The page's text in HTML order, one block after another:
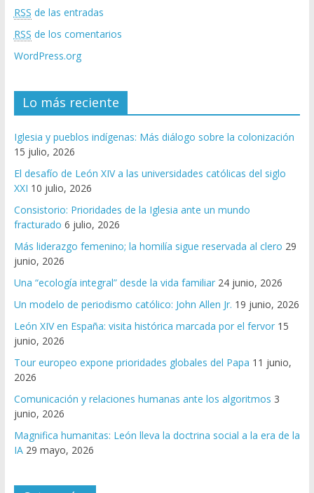
RSS de las entradas
RSS de los comentarios
WordPress.org
Lo más reciente
Iglesia y pueblos indígenas: Más diálogo sobre la colonización
15 julio, 2026
El desafío de León XIV a las universidades católicas del siglo
XXI 10 julio, 2026
Consistorio: Prioridades de la Iglesia ante un mundo
fracturado 6 julio, 2026
Más liderazgo femenino; la homilía sigue reservada al clero 29
junio, 2026
Una “ecología integral” desde la vida familiar 24 junio, 2026
Un modelo de periodismo católico: John Allen Jr. 19 junio, 2026
León XIV en España: visita histórica marcada por el fervor 15
junio, 2026
Tour europeo expone prioridades globales del Papa 11 junio,
2026
Comunicación y relaciones humanas ante los algoritmos 3
junio, 2026
Magnifica humanitas: León lleva la doctrina social a la era de la
IA 29 mayo, 2026